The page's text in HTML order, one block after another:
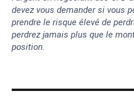
devez vous demander si vous
prendre le risque élevé de
perdrez jamais plus que le
position.